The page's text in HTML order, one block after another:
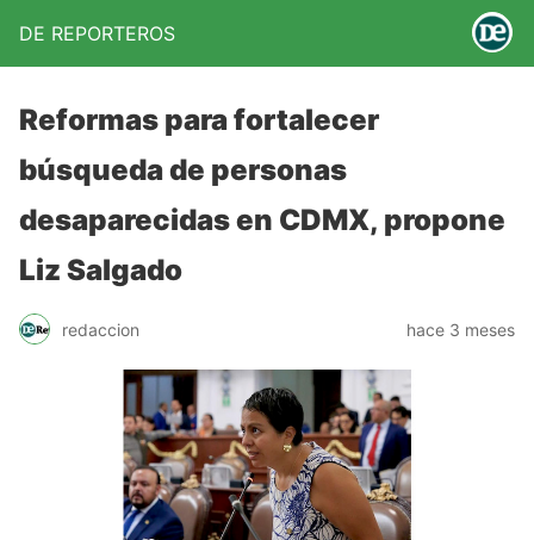
DE REPORTEROS
Reformas para fortalecer
búsqueda de personas
desaparecidas en CDMX, propone
Liz Salgado
redaccion hace 3 meses